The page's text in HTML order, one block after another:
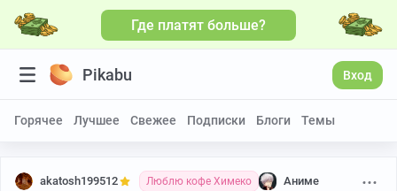
Где платят больше?
Pikabu Вход
Горячее Лучшее Свежее Подписки Блоги Темы
akatosh199512 Люблю кофе Химеко Аниме